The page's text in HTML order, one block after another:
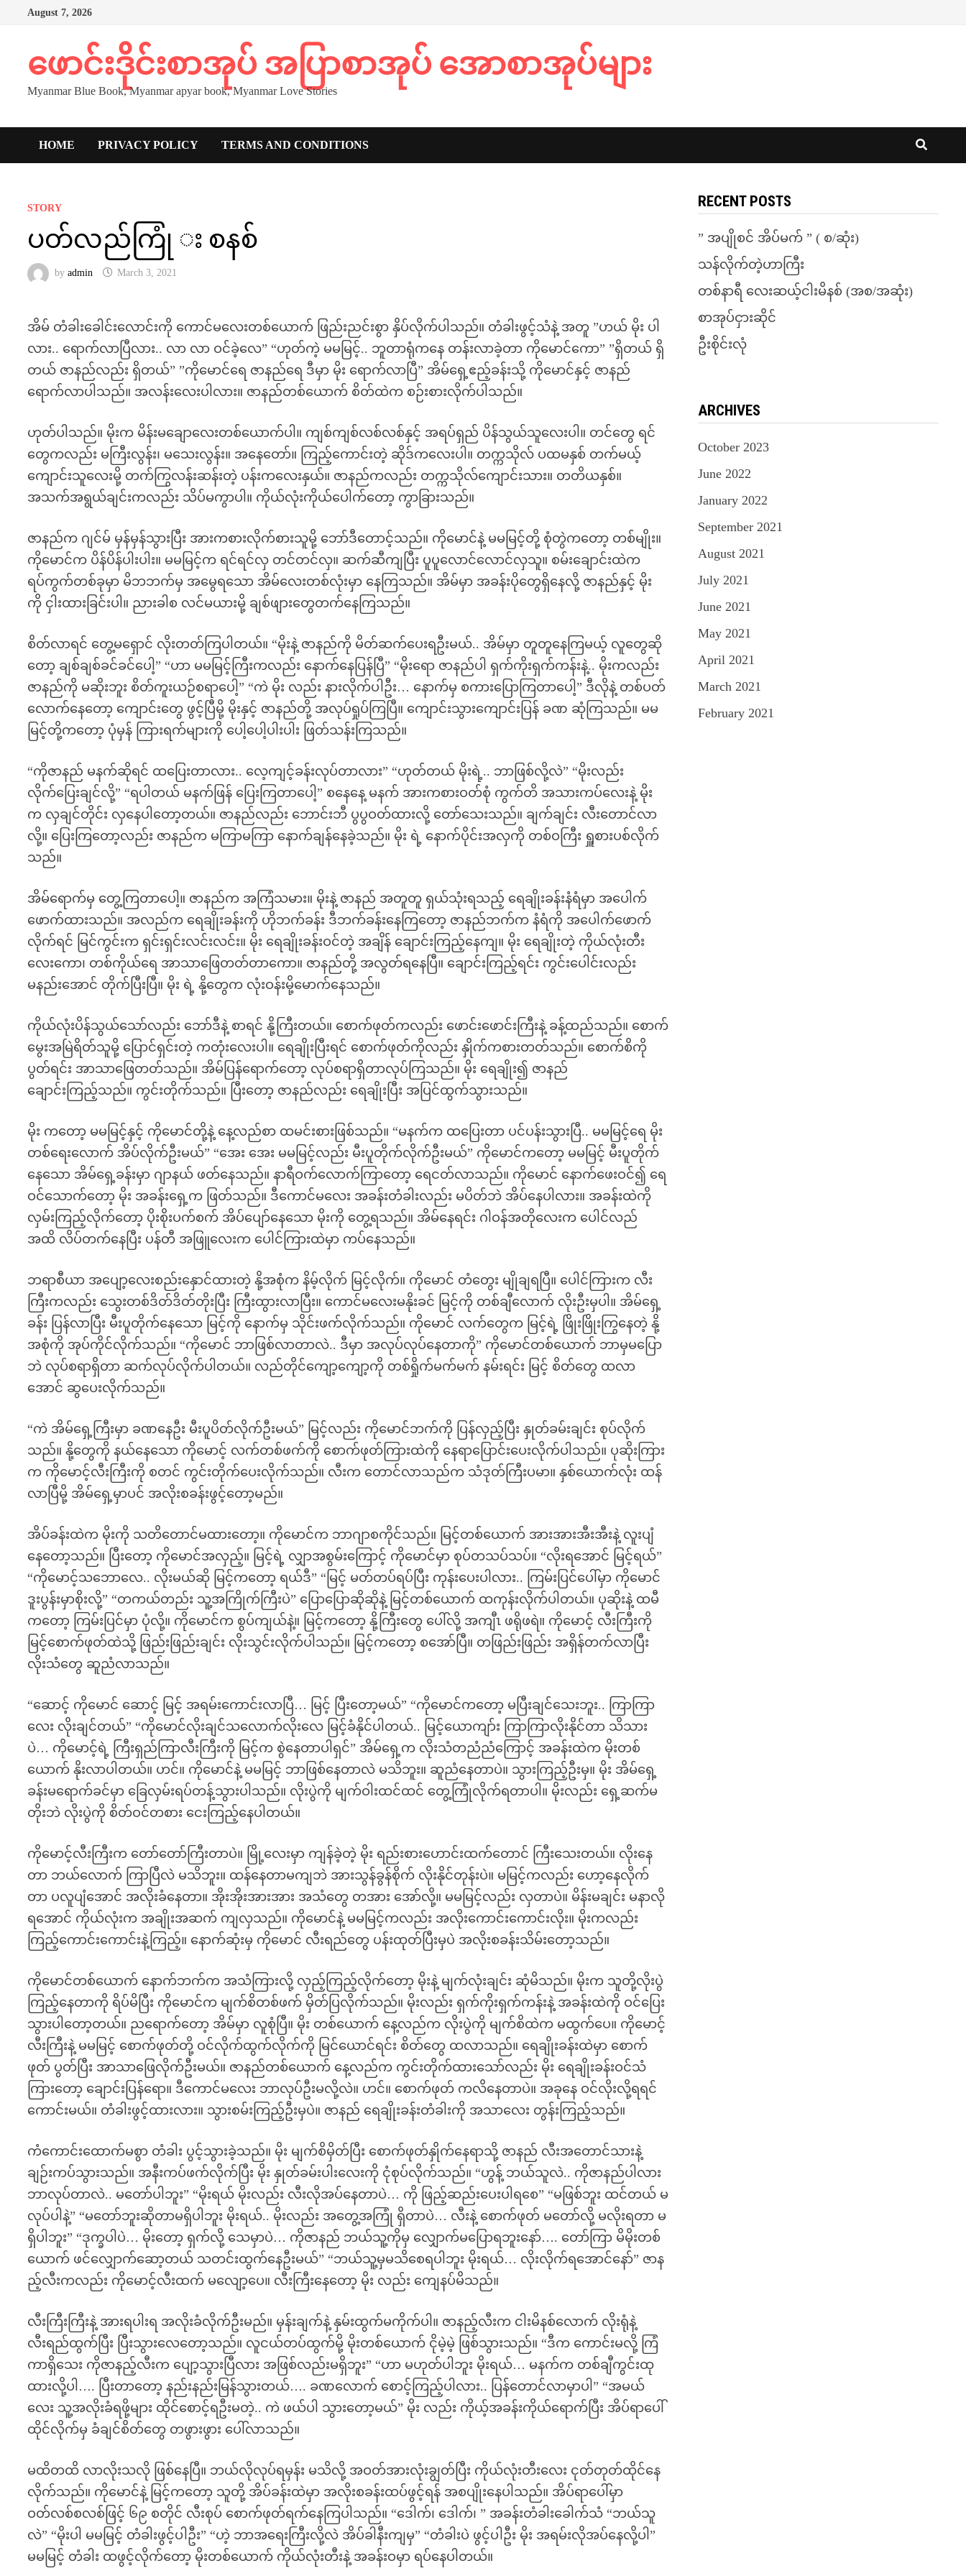
August 7, 2026
ဖောင်းဒိုင်းစာအုပ် အပြာစာအုပ် အောစာအုပ်များ
Myanmar Blue Book, Myanmar apyar book, Myanmar Love Stories
HOME PRIVACY POLICY TERMS AND CONDITIONS
STORY
ပတ်လည်ကြုံ း စနစ်
byadmin March 3, 2021
အိမ် တံခါးခေါင်းလောင်းကို ကောင်မလေးတစ်ယောက် ဖြည်းညင်းစွာ နှိပ်လိုက်ပါသည်။ တံခါးဖွင့်သံနဲ့ အတူ ”ဟယ် မိုး ပါ
လား.. ရောက်လာပြီလား.. လာ လာ ဝင်ခဲ့လေ” “ဟုတ်ကဲ့ မမမြင့်.. ဘူတာရုံကနေ တန်းလာခဲ့တာ ကိုမောင်ကော” ”ရှိတယ် ရှိ
တယ် ဇာနည်လည်း ရှိတယ်” ”ကိုမောင်ရေ ဇာနည်ရေ ဒီမှာ မိုး ရောက်လာပြီ” အိမ်ရှေ့ဧည့်ခန်းသို့ ကိုမောင်နှင့် ဇာနည်
ရောက်လာပါသည်။ အလန်းလေးပါလား။ ဇာနည်တစ်ယောက် စိတ်ထဲက စဉ်းစားလိုက်ပါသည်။
ဟုတ်ပါသည်။ မိုးက မိန်းမချောလေးတစ်ယောက်ပါ။ ကျစ်ကျစ်လစ်လစ်နှင့် အရပ်ရှည် ပိန်သွယ်သူလေးပါ။ တင်တွေ ရင်
တွေကလည်း မကြီးလွန်း၊ မသေးလွန်း။ အနေတော်။ ကြည့်ကောင်းတဲ့ ဆိုဒ်ကလေးပါ။ တက္ကသိုလ် ပထမနှစ် တက်မယ့်
ကျောင်းသူလေးမို့ တက်ကြွလန်းဆန်းတဲ့ ပန်းကလေးနှယ်။ ဇာနည်ကလည်း တက္ကသိုလ်ကျောင်းသား။ တတိယနှစ်။
အသက်အရွယ်ချင်းကလည်း သိပ်မကွာပါ။ ကိုယ်လုံးကိုယ်ပေါက်တော့ ကွာခြားသည်။
ဇာနည်က ဂျင်မ် မှန်မှန်သွားပြီး အားကစားလိုက်စားသူမို့ ဘော်ဒီတောင့်သည်။ ကိုမောင်နဲ့ မမမြင့်တို့ စုံတွဲကတော့ တစ်မျိုး။
ကိုမောင်က ပိန်ပိန်ပါးပါး။ မမမြင့်က ရင်ရင်လှ တင်တင်လှ။ ဆက်ဆီကျပြီး ပူပူလောင်လောင်လှသူ။ စမ်းချောင်းထဲက
ရပ်ကွက်တစ်ခုမှာ မိဘဘက်မှ အမွေရသော အိမ်လေးတစ်လုံးမှာ နေကြသည်။ အိမ်မှာ အခန်းပိုတွေရှိနေလို့ ဇာနည်နှင့် မိုး
ကို ငှါးထားခြင်းပါ။ ညားခါစ လင်မယားမို့ ချစ်ဖျားတွေတက်နေကြသည်။
စိတ်လာရင် တွေ့မရှောင် လိုးတတ်ကြပါတယ်။ “မိုးနဲ့ ဇာနည်ကို မိတ်ဆက်ပေးရဦးမယ်.. အိမ်မှာ တူတူနေကြမယ့် လူတွေဆို
တော့ ချစ်ချစ်ခင်ခင်ပေါ့” “ဟာ မမမြင့်ကြီးကလည်း နောက်နေပြန်ပြီ” “မိုးရော ဇာနည်ပါ ရှက်ကိုးရှက်ကန်းနဲ့.. မိုးကလည်း
ဇာနည်ကို မဆိုးဘူး စိတ်ကူးယဉ်စရာပေါ့” “ကဲ မိုး လည်း နားလိုက်ပါဦး… နောက်မှ စကားပြောကြတာပေါ့” ဒီလိုနဲ့ တစ်ပတ်
လောက်နေတော့ ကျောင်းတွေ ဖွင့်ပြီမို့ မိုးနှင့် ဇာနည်တို့ အလုပ်ရှုပ်ကြပြီ။ ကျောင်းသွားကျောင်းပြန် ခဏ ဆုံကြသည်။ မမ
မြင့်တို့ကတော့ ပုံမှန် ကြားရက်များကို ပေါ့ပေါ့ပါးပါး ဖြတ်သန်းကြသည်။
“ကိုဇာနည် မနက်ဆိုရင် ထပြေးတာလား.. လေ့ကျင့်ခန်းလုပ်တာလား” “ဟုတ်တယ် မိုးရဲ့.. ဘာဖြစ်လို့လဲ” “မိုးလည်း
လိုက်ပြေးချင်လို့” “ရပါတယ် မနက်ဖြန် ပြေးကြတာပေါ့” စနေနေ့ မနက် အားကစားဝတ်စုံ ကွက်တိ အသားကပ်လေးနဲ့ မိုး
က လှချင်တိုင်း လှနေပါတော့တယ်။ ဇာနည်လည်း ဘောင်းဘီ ပွပွဝတ်ထားလို့ တော်သေးသည်။ ချက်ချင်း လီးတောင်လာ
လို့။ ပြေးကြတော့လည်း ဇာနည်က မကြာမကြာ နောက်ချန်နေခဲ့သည်။ မိုး ရဲ့ နောက်ပိုင်းအလှကို တစ်ဝကြီး ရှူစားပစ်လိုက်
သည်။
အိမ်ရောက်မှ တွေ့ကြတာပေါ့။ ဇာနည်က အကြံသမား။ မိုးနဲ့ ဇာနည် အတူတူ ရှယ်သုံးရသည့် ရေချိုးခန်းနံရံမှာ အပေါက်
ဖောက်ထားသည်။ အလည်က ရေချိုးခန်းကို ဟိုဘက်ခန်း ဒီဘက်ခန်းနေကြတော့ ဇာနည်ဘက်က နံရံကို အပေါက်ဖောက်
လိုက်ရင် မြင်ကွင်းက ရှင်းရှင်းလင်းလင်း။ မိုး ရေချိုးခန်းဝင်တဲ့ အချိန် ချောင်းကြည့်နေကျ။ မိုး ရေချိုးတဲ့ ကိုယ်လုံးတီး
လေးကော၊ တစ်ကိုယ်ရေ အာသာဖြေတတ်တာကော။ ဇာနည်တို့ အလွတ်ရနေပြီ။ ချောင်းကြည့်ရင်း ကွင်းပေါင်းလည်း
မနည်းအောင် တိုက်ပြီးပြီ။ မိုး ရဲ့ နို့တွေက လုံးဝန်းမို့မောက်နေသည်။
ကိုယ်လုံးပိန်သွယ်သော်လည်း ဘော်ဒီနဲ့ စာရင် နို့ကြီးတယ်။ စောက်ဖုတ်ကလည်း ဖောင်းဖောင်းကြီးနဲ့ ခန့်ထည်သည်။ စောက်
မွေးအမြဲရိတ်သူမို့ ပြောင်ရှင်းတဲ့ ကတုံးလေးပါ။ ရေချိုးပြီးရင် စောက်ဖုတ်ကိုလည်း နှိုက်ကစားတတ်သည်။ စောက်စိကို
ပွတ်ရင်း အာသာဖြေတတ်သည်။ အိမ်ပြန်ရောက်တော့ လုပ်စရာရှိတာလုပ်ကြသည်။ မိုး ရေချိုး၍ ဇာနည်
ချောင်းကြည့်သည်။ ကွင်းတိုက်သည်။ ပြီးတော့ ဇာနည်လည်း ရေချိုးပြီး အပြင်ထွက်သွားသည်။
မိုး ကတော့ မမမြင့်နှင့် ကိုမောင်တို့နဲ့ နေ့လည်စာ ထမင်းစားဖြစ်သည်။ “မနက်က ထပြေးတာ ပင်ပန်းသွားပြီ.. မမမြင့်ရေ မိုး
တစ်ရေးလောက် အိပ်လိုက်ဦးမယ်” “အေး အေး မမမြင့်လည်း မီးပူတိုက်လိုက်ဦးမယ်” ကိုမောင်ကတော့ မမမြင့် မီးပူတိုက်
နေသော အိမ်ရှေ့ခန်းမှာ ဂျာနယ် ဖတ်နေသည်။ နာရီဝက်လောက်ကြာတော့ ရေငတ်လာသည်။ ကိုမောင် နောက်ဖေးဝင်၍ ရေ
ဝင်သောက်တော့ မိုး အခန်းရှေ့က ဖြတ်သည်။ ဒီကောင်မလေး အခန်းတံခါးလည်း မပိတ်ဘဲ အိပ်နေပါလား။ အခန်းထဲကို
လှမ်းကြည့်လိုက်တော့ ပိုးစိုးပက်စက် အိပ်ပျော်နေသော မိုးကို တွေ့ရသည်။ အိမ်နေရင်း ဂါဝန်အတိုလေးက ပေါင်လည်
အထိ လိပ်တက်နေပြီး ပန်တီ အဖြူလေးက ပေါင်ကြားထဲမှာ ကပ်နေသည်။
ဘရာစီယာ အပျော့လေးစည်းနှောင်ထားတဲ့ နို့အစုံက နိမ့်လိုက် မြင့်လိုက်။ ကိုမောင် တံတွေး မျိုချရပြီ။ ပေါင်ကြားက လီး
ကြီးကလည်း သွေးတစ်ဒိတ်ဒိတ်တိုးပြီး ကြီးထွားလာပြီး။ ကောင်မလေးမနိုးခင် မြင့်ကို တစ်ချီလောက် လိုးဦးမှပါ။ အိမ်ရှေ့
ခန်း ပြန်လာပြီး မီးပူတိုက်နေသော မြင့်ကို နောက်မှ သိုင်းဖက်လိုက်သည်။ ကိုမောင် လက်တွေက မြင့်ရဲ့ ဖြိုးဖြိုးကြွနေတဲ့ နို့
အစုံကို အုပ်ကိုင်လိုက်သည်။ “ကိုမောင် ဘာဖြစ်လာတာလဲ.. ဒီမှာ အလုပ်လုပ်နေတာကို” ကိုမောင်တစ်ယောက် ဘာမှမပြော
ဘဲ လုပ်စရာရှိတာ ဆက်လုပ်လိုက်ပါတယ်။ လည်တိုင်ကျော့ကျော့ကို တစ်ရှိုက်မက်မက် နမ်းရင်း မြင့် စိတ်တွေ ထလာ
အောင် ဆွပေးလိုက်သည်။
“ကဲ အိမ်ရှေ့ကြီးမှာ ခဏနေဦး မီးပူပိတ်လိုက်ဦးမယ်” မြင့်လည်း ကိုမောင်ဘက်ကို ပြန်လှည့်ပြီး နှုတ်ခမ်းချင်း စုပ်လိုက်
သည်။ နို့တွေကို နယ်နေသော ကိုမောင့် လက်တစ်ဖက်ကို စောက်ဖုတ်ကြားထဲကို နေရာပြောင်းပေးလိုက်ပါသည်။ ပုဆိုးကြား
က ကိုမောင့်လီးကြီးကို စတင် ကွင်းတိုက်ပေးလိုက်သည်။ လီးက တောင်လာသည်က သံဒုတ်ကြီးပမာ။ နှစ်ယောက်လုံး ထန်
လာပြီမို့ အိမ်ရှေ့မှာပင် အလိုးစခန်းဖွင့်တော့မည်။
အိပ်ခန်းထဲက မိုးကို သတိတောင်မထားတော့။ ကိုမောင်က ဘာဂျာစကိုင်သည်။ မြင့်တစ်ယောက် အားအားအီးအီးနဲ့ လူးပျံ
နေတော့သည်။ ပြီးတော့ ကိုမောင်အလှည့်။ မြင့်ရဲ့ လျှာအစွမ်းကြောင့် ကိုမောင်မှာ စုပ်တသပ်သပ်။ “လိုးရအောင် မြင့်ရယ်”
“ကိုမောင့်သဘောလေ.. လိုးမယ်ဆို မြင့်ကတော့ ရယ်ဒီ” “မြင့် မတ်တပ်ရပ်ပြီး ကုန်းပေးပါလား.. ကြမ်းပြင်ပေါ်မှာ ကိုမောင်
ဒူးပွန်းမှာစိုးလို့” “တကယ်တည်း သူ့အကြိုက်ကြီးပဲ” ပြောပြောဆိုဆိုနဲ့ မြင့်တစ်ယောက် ထကုန်းလိုက်ပါတယ်။ ပုဆိုးနဲ့ ထမီ
ကတော့ ကြမ်းပြင်မှာ ပုံလို့။ ကိုမောင်က စွပ်ကျယ်နဲ့။ မြင့်ကတော့ နို့ကြီးတွေ ပေါ်လို့ အကျီၤ ဖရိုဖရဲ။ ကိုမောင့် လီးကြီးကို
မြင့်စောက်ဖုတ်ထဲသို့ ဖြည်းဖြည်းချင်း လိုးသွင်းလိုက်ပါသည်။ မြင့်ကတော့ စအော်ပြီ။ တဖြည်းဖြည်း အရှိန်တက်လာပြီး
လိုးသံတွေ ဆူညံလာသည်။
“ဆောင့် ကိုမောင် ဆောင့် မြင့် အရမ်းကောင်းလာပြီ… မြင့် ပြီးတော့မယ်” “ကိုမောင်ကတော့ မပြီးချင်သေးဘူး.. ကြာကြာ
လေး လိုးချင်တယ်” “ကိုမောင်လိုးချင်သလောက်လိုးလေ မြင့်ခံနိုင်ပါတယ်.. မြင့်ယောကျာ်း ကြာကြာလိုးနိုင်တာ သိသား
ပဲ… ကိုမောင့်ရဲ့ ကြီးရှည်ကြာလီးကြီးကို မြင့်က စွဲနေတာပါရှင်” အိမ်ရှေ့က လိုးသံတညံညံကြောင့် အခန်းထဲက မိုးတစ်
ယောက် နိုးလာပါတယ်။ ဟင်။ ကိုမောင်နဲ့ မမမြင့် ဘာဖြစ်နေတာလဲ မသိဘူး။ ဆူညံနေတာပဲ။ သွားကြည့်ဦးမှ။ မိုး အိမ်ရှေ့
ခန်းမရောက်ခင်မှာ ခြေလှမ်းရပ်တန့်သွားပါသည်။ လိုးပွဲကို မျက်ဝါးထင်ထင် တွေ့ကြုံလိုက်ရတာပါ။ မိုးလည်း ရှေ့ဆက်မ
တိုးဘဲ လိုးပွဲကို စိတ်ဝင်တစား ငေးကြည့်နေပါတယ်။
ကိုမောင့်လီးကြီးက တော်တော်ကြီးတာပဲ။ မြို့လေးမှာ ကျန်ခဲ့တဲ့ မိုး ရည်းစားဟောင်းထက်တောင် ကြီးသေးတယ်။ လိုးနေ
တာ ဘယ်လောက် ကြာပြီလဲ မသိဘူး။ ထန်နေတာမကျဘဲ အားသွန်ခွန်စိုက် လိုးနိုင်တုန်းပဲ။ မမြင့်ကလည်း ဟော့နေလိုက်
တာ ပလူပျံအောင် အလိုးခံနေတာ။ အိုးအိုးအားအား အသံတွေ တအား အော်လို့။ မမမြင့်လည်း လှတာပဲ။ မိန်းမချင်း မနာလို
ရအောင် ကိုယ်လုံးက အချိုးအဆက် ကျလှသည်။ ကိုမောင်နဲ့ မမမြင့်ကလည်း အလိုးကောင်းကောင်းလိုး။ မိုးကလည်း
ကြည့်ကောင်းကောင်းနဲ့ကြည့်။ နောက်ဆုံးမှ ကိုမောင် လီးရည်တွေ ပန်းထုတ်ပြီးမှပဲ အလိုးစခန်းသိမ်းတော့သည်။
ကိုမောင်တစ်ယောက် နောက်ဘက်က အသံကြားလို့ လှည့်ကြည့်လိုက်တော့ မိုးနဲ့ မျက်လုံးချင်း ဆုံမိသည်။ မိုးက သူတို့လိုးပွဲ
ကြည့်နေတာကို ရိပ်မိပြီး ကိုမောင်က မျက်စိတစ်ဖက် မှိတ်ပြလိုက်သည်။ မိုးလည်း ရှက်ကိုးရှက်ကန်းနဲ့ အခန်းထဲကို ဝင်ပြေး
သွားပါတော့တယ်။ ညရောက်တော့ အိမ်မှာ လူစုံပြီ။ မိုး တစ်ယောက် နေ့လည်က လိုးပွဲကို မျက်စိထဲက မထွက်ပေ။ ကိုမောင့်
လီးကြီးနဲ့ မမမြင့် စောက်ဖုတ်တို့ ဝင်လိုက်ထွက်လိုက်ကို မြင်ယောင်ရင်း စိတ်တွေ ထလာသည်။ ရေချိုးခန်းထဲမှာ စောက်
ဖုတ် ပွတ်ပြီး အာသာဖြေလိုက်ဦးမယ်။ ဇာနည်တစ်ယောက် နေ့လည်က ကွင်းတိုက်ထားသော်လည်း မိုး ရေချိုးခန်းဝင်သံ
ကြားတော့ ချောင်းပြန်ရော။ ဒီကောင်မလေး ဘာလုပ်ဦးမလို့လဲ။ ဟင်။ စောက်ဖုတ် ကလိနေတာပဲ။ အခုနေ ဝင်လိုးလို့ရရင်
ကောင်းမယ်။ တံခါးဖွင့်ထားလား။ သွားစမ်းကြည့်ဦးမှပဲ။ ဇာနည် ရေချိုးခန်းတံခါးကို အသာလေး တွန်းကြည့်သည်။
ကံကောင်းထောက်မစွာ တံခါး ပွင့်သွားခဲ့သည်။ မိုး မျက်စိမှိတ်ပြီး စောက်ဖုတ်နှိုက်နေရာသို့ ဇာနည် လီးအတောင်သားနဲ့
ချဉ်းကပ်သွားသည်။ အနီးကပ်ဖက်လိုက်ပြီး မိုး နှုတ်ခမ်းပါးလေးကို ငုံစုပ်လိုက်သည်။ “ဟွန့် ဘယ်သူလဲ.. ကိုဇာနည်ပါလား
ဘာလုပ်တာလဲ.. မတော်ပါဘူး” “မိုးရယ် မိုးလည်း လီးလိုအပ်နေတာပဲ… ကို ဖြည့်ဆည်းပေးပါရစေ” “မဖြစ်ဘူး ထင်တယ် မ
လုပ်ပါနဲ့” “မတော်ဘူးဆိုတာမရှိပါဘူး မိုးရယ်.. မိုးလည်း အတွေ့အကြုံ ရှိတာပဲ… လီးနဲ့ စောက်ဖုတ် မတော်လို့ မလိုးရတာ မ
ရှိပါဘူး” “ဒုက္ခပါပဲ… မိုးတော့ ရှက်လို့ သေမှာပဲ… ကိုဇာနည် ဘယ်သူ့ကိုမှ လျှောက်မပြောရဘူးနော်…. တော်ကြာ မိမိုးတစ်
ယောက် ဖင်လျှောက်ဆော့တယ် သတင်းထွက်နေဦးမယ်” “ဘယ်သူ့မှမသိစေရပါဘူး မိုးရယ်… လိုးလိုက်ရအောင်နော်” ဇာန
ည့်လီးကလည်း ကိုမောင့်လီးထက် မလျော့ပေ။ လီးကြီးနေတော့ မိုး လည်း ကျေနပ်မိသည်။
လီးကြီးကြီးနဲ့ အားရပါးရ အလိုးခံလိုက်ဦးမည်။ မှန်းချက်နဲ့ နှမ်းထွက်မကိုက်ပါ။ ဇာနည့်လီးက ငါးမိနစ်လောက် လိုးရုံနဲ့
လီးရည်ထွက်ပြီး ပြီးသွားလေတော့သည်။ လူငယ်တပ်ထွက်မို့ မိုးတစ်ယောက် ငိုမဲ့မဲ့ ဖြစ်သွားသည်။ “ဒီက ကောင်းမလို့ ကြံ
ကာရှိသေး ကိုဇာနည့်လီးက ပျော့သွားပြီလား အဖြစ်လည်းမရှိဘူး” “ဟာ မဟုတ်ပါဘူး မိုးရယ်… မနက်က တစ်ချီကွင်းထု
ထားလို့ပါ…. ပြီးတာတော့ နည်းနည်းမြန်သွားတယ်…. ခဏလောက် စောင့်ကြည့်ပါလား.. ပြန်တောင်လာမှာပါ” “အမယ်
လေး သူ့အလိုးခံရဖို့များ ထိုင်စောင့်ရဦးမတဲ့.. ကဲ ဖယ်ပါ သွားတော့မယ်” မိုး လည်း ကိုယ့်အခန်းကိုယ်ရောက်ပြီး အိပ်ရာပေါ်
ထိုင်လိုက်မှ ခံချင်စိတ်တွေ တဖွားဖွား ပေါ်လာသည်။
မထိတထိ လာလိုးသလို ဖြစ်နေပြီ။ ဘယ်လိုလုပ်ရမှန်း မသိလို့ အဝတ်အားလုံးချွတ်ပြီး ကိုယ်လုံးတီးလေး ငုတ်တုတ်ထိုင်နေ
လိုက်သည်။ ကိုမောင်နဲ့ မြင့်ကတော့ သူတို့ အိပ်ခန်းထဲမှာ အလိုးစခန်းထပ်ဖွင့်ရန် အစပျိုးနေပါသည်။ အိပ်ရာပေါ်မှာ
ဝတ်လစ်စလစ်ဖြင့် ၆၉ စတိုင် လီးစုပ် စောက်ဖုတ်ရက်နေကြပါသည်။ “ဒေါက်၊ ဒေါက်၊ ” အခန်းတံခါးခေါက်သံ “ဘယ်သူ
လဲ” “မိုးပါ မမမြင့် တံခါးဖွင့်ပါဦး” “ဟဲ့ ဘာအရေးကြီးလို့လဲ အိပ်ခါနီးကျမှ” “တံခါးပဲ ဖွင့်ပါဦး မိုး အရမ်းလိုအပ်နေလို့ပါ”
မမမြင့် တံခါး ထဖွင့်လိုက်တော့ မိုးတစ်ယောက် ကိုယ်လုံးတီးနဲ့ အခန်းဝမှာ ရပ်နေပါတယ်။
RECENT POSTS
” အပျိုစင် အိပ်မက် ” ( စ/ဆုံး)
သန်လိုက်တဲ့ဟာကြီး
တစ်နာရီ လေးဆယ့်ငါးမိနစ် (အစ/အဆုံး)
စာအုပ်ငှားဆိုင်
ဦးစိုင်းလုံ
ARCHIVES
October 2023
June 2022
January 2022
September 2021
August 2021
July 2021
June 2021
May 2021
April 2021
March 2021
February 2021